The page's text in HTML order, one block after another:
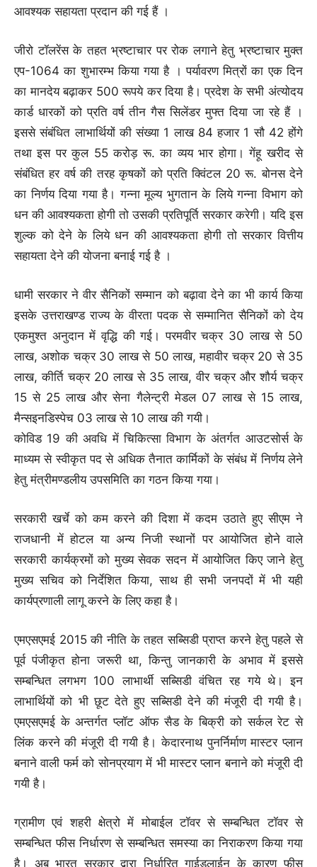
आवश्यक सहायता प्रदान की गई हैं ।
जीरो टॉलरेंस के तहत भ्रष्टाचार पर रोक लगाने हेतु भ्रष्टाचार मुक्त
एप-1064 का शुभारम्भ किया गया है । पर्यावरण मित्रों का एक दिन
का मानदेय बढ़ाकर 500 रूपये कर दिया है। प्रदेश के सभी अंत्योदय
कार्ड धारकों को प्रति वर्ष तीन गैस सिलेंडर मुफ्त दिया जा रहे हैं ।
इससे संबंधित लाभार्थियों की संख्या 1 लाख 84 हजार 1 सौ 42 होंगे
तथा इस पर कुल 55 करोड़ रू. का व्यय भार होगा। गेंहू खरीद से
संबंधित हर वर्ष की तरह कृषकों को प्रति क्विंटल 20 रू. बोनस देने
का निर्णय दिया गया है। गन्ना मूल्य भुगतान के लिये गन्ना विभाग को
धन की आवश्यकता होगी तो उसकी प्रतिपूर्ति सरकार करेगी। यदि इस
शुल्क को देने के लिये धन की आवश्यकता होगी तो सरकार वित्तीय
सहायता देने की योजना बनाई गई है ।
धामी सरकार ने वीर सैनिकों सम्मान को बढ़ावा देने का भी कार्य किया
इसके उत्तराखण्ड राज्य के वीरता पदक से सम्मानित सैनिकों को देय
एकमुश्त अनुदान में वृद्धि की गई। परमवीर चक्र 30 लाख से 50
लाख, अशोक चक्र 30 लाख से 50 लाख, महावीर चक्र 20 से 35
लाख, कीर्ति चक्र 20 लाख से 35 लाख, वीर चक्र और शौर्य चक्र
15 से 25 लाख और सेना गैलेन्ट्री मेडल 07 लाख से 15 लाख,
मैन्सइनडिस्पेच 03 लाख से 10 लाख की गयी।
कोविड 19 की अवधि में चिकित्सा विभाग के अंतर्गत आउटसोर्स के
माध्यम से स्वीकृत पद से अधिक तैनात कार्मिकों के संबंध में निर्णय लेने
हेतु मंत्रीमण्डलीय उपसमिति का गठन किया गया।
सरकारी खर्चे को कम करने की दिशा में कदम उठाते हुए सीएम ने
राजधानी में होटल या अन्य निजी स्थानों पर आयोजित होने वाले
सरकारी कार्यक्रमों को मुख्य सेवक सदन में आयोजित किए जाने हेतु
मुख्य सचिव को निर्देशित किया, साथ ही सभी जनपदों में भी यही
कार्यप्रणाली लागू करने के लिए कहा है।
एमएसएमई 2015 की नीति के तहत सब्सिडी प्राप्त करने हेतु पहले से
पूर्व पंजीकृत होना जरूरी था, किन्तु जानकारी के अभाव में इससे
सम्बन्धित लगभग 100 लाभार्थी सब्सिडी वंचित रह गये थे। इन
लाभार्थियों को भी छूट देते हुए सब्सिडी देने की मंजूरी दी गयी है।
एमएसएमई के अन्तर्गत प्लॉट ऑफ सैड के बिक्री को सर्कल रेट से
लिंक करने की मंजूरी दी गयी है। केदारनाथ पुनर्निर्माण मास्टर प्लान
बनाने वाली फर्म को सोनप्रयाग में भी मास्टर प्लान बनाने को मंजूरी दी
गयी है।
ग्रामीण एवं शहरी क्षेत्रो में मोबाईल टॉवर से सम्बन्धित टॉवर से
सम्बन्धित फीस निर्धारण से सम्बन्धित समस्या का निराकरण किया गया
है। अब भारत सरकार द्वारा निर्धारित गाईडलाईन के कारण फीस